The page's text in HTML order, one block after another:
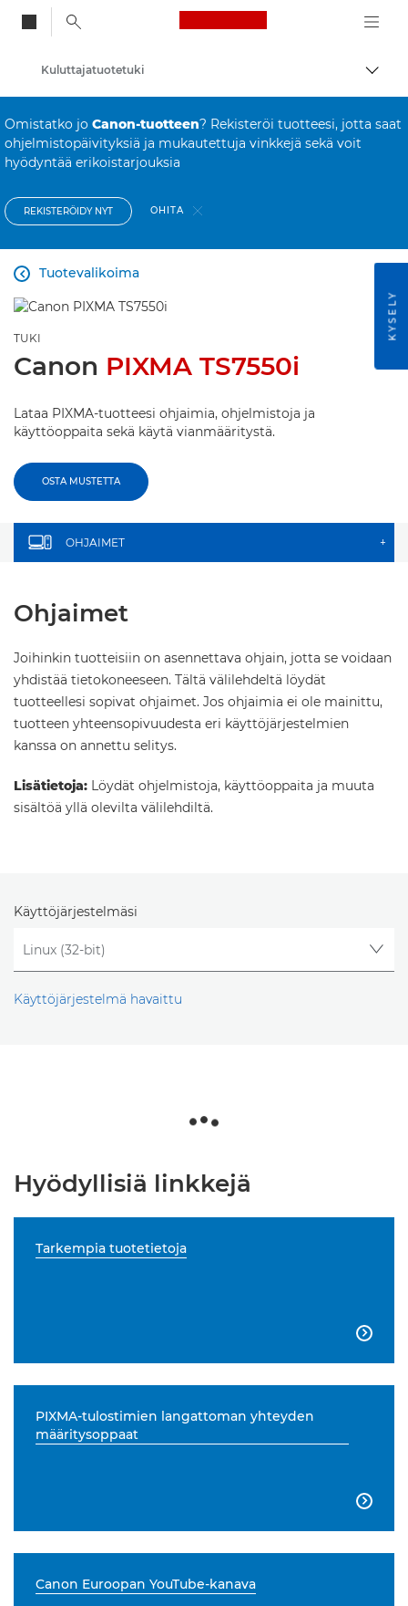
Canon Logo, back
Kuluttajatuotetuki
Omistatko jo Canon-tuotteen? Rekisteröi tuotteesi, jotta saat
ohjelmistopäivityksiä ja mukautettuja vinkkejä sekä voit
hyödyntää erikoistarjouksia
REKISTERÖIDY NYT OHITA
Tuotevalikoima

TUKI
Canon PIXMA TS7550i
Lataa PIXMA-tuotteesi ohjaimia, ohjelmistoja ja
käyttöoppaita sekä käytä vianmääritystä.
OSTA MUSTETTA
OHJAIMET +
Ohjaimet
Joihinkin tuotteisiin on asennettava ohjain, jotta se voidaan
yhdistää tietokoneeseen. Tältä välilehdeltä löydät
tuotteellesi sopivat ohjaimet. Jos ohjaimia ei ole mainittu,
tuotteen yhteensopivuudesta eri käyttöjärjestelmien
kanssa on annettu selitys.
Lisätietoja: Löydät ohjelmistoja, käyttöoppaita ja muuta
sisältöä yllä olevilta välilehdiltä.
Käyttöjärjestelmäsi
Käyttöjärjestelmä havaittu
Hyödyllisiä linkkejä
Tarkempia tuotetietoja

PIXMA-tulostimien langattoman yhteyden
määritysoppaat

Canon Euroopan YouTube-kanava
KYSELY